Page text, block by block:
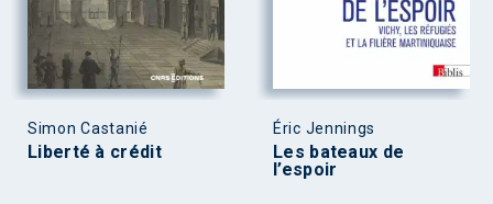
Simon Castanié
Liberté à crédit
Éric Jennings
Les bateaux de
l’espoir